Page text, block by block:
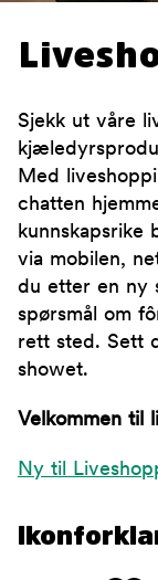
Sjekk ut våre
Med
chatten
kunnskapsrike
via mobilen,
du etter en ny
spørsmål om
rett sted. Sett
showet.
Velkommen til
Ny til